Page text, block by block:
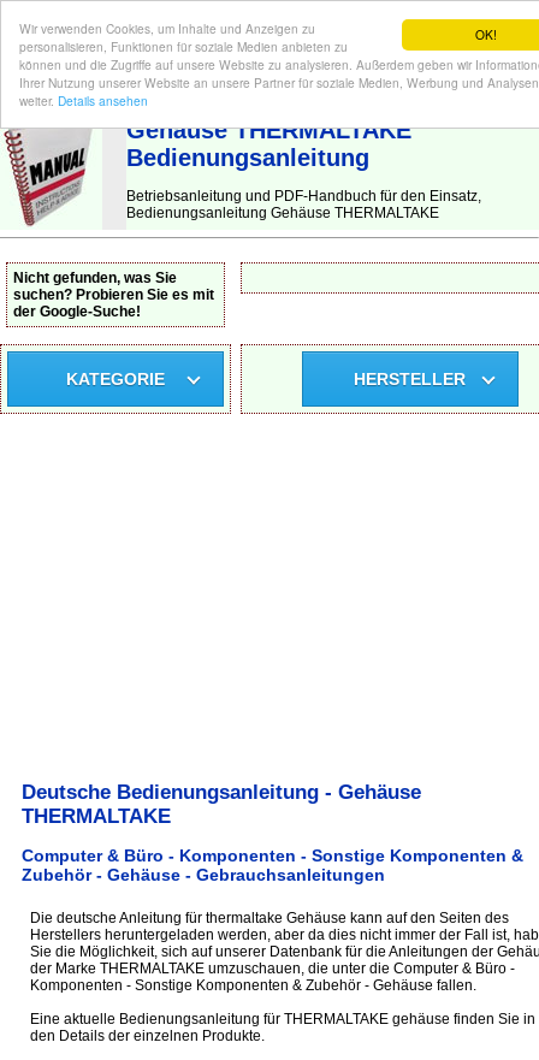
OK!
Wir verwenden Cookies, um Inhalte und Anzeigen zu
personalisieren, Funktionen für soziale Medien anbieten zu
können und die Zugriffe auf unsere Website zu analysieren. Außerdem geben wir
Ihrer Nutzung unserer Website an unsere Partner für soziale Medien, Werbung und Analysen
weiter. Details ansehen
BEDIENUNGSANLEITUNG | Hier finden Sie die deutsche Anleitung!
Gehäuse THERMALTAKE
Bedienungsanleitung
Betriebsanleitung und PDF-Handbuch für den Einsatz,
Bedienungsanleitung Gehäuse THERMALTAKE
Nicht gefunden, was Sie
suchen? Probieren Sie es mit
der Google-Suche!
KATEGORIE HERSTELLER
Deutsche Bedienungsanleitung - Gehäuse
THERMALTAKE
Computer & Büro - Komponenten - Sonstige Komponenten &
Zubehör - Gehäuse - Gebrauchsanleitungen
Die deutsche Anleitung für thermaltake Gehäuse kann auf den Seiten des
Herstellers heruntergeladen werden, aber da dies nicht immer der Fall ist,
Sie die Möglichkeit, sich auf unserer Datenbank für die Anleitungen der
der Marke THERMALTAKE umzuschauen, die unter die Computer & Büro -
Komponenten - Sonstige Komponenten & Zubehör - Gehäuse fallen.
Eine aktuelle Bedienungsanleitung für THERMALTAKE gehäuse finden Sie in
den Details der einzelnen Produkte.